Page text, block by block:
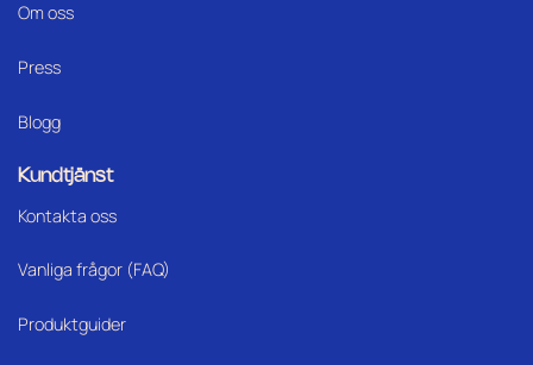
Om oss
Press
Blogg
Kundtjänst
Kontakta oss
Vanliga frågor (FAQ)
Produktguider